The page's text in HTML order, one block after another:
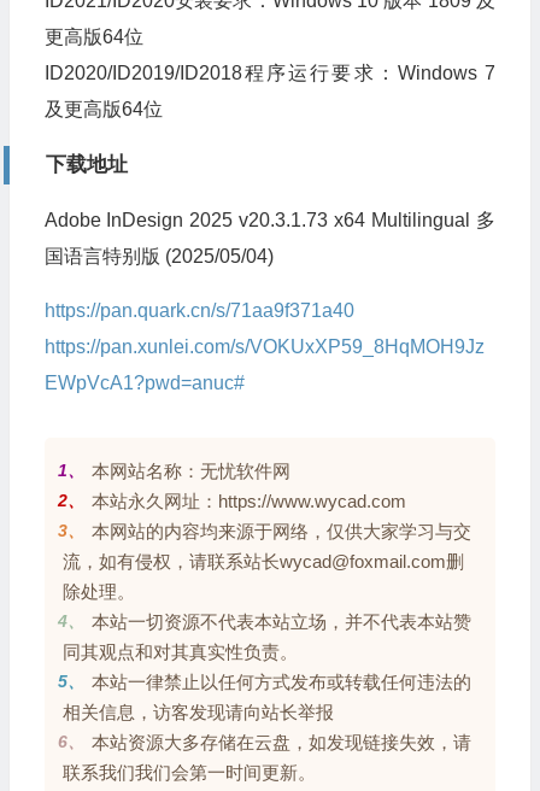
更高版64位
ID2020/ID2019/ID2018程序运行要求：Windows 7
及更高版64位
下载地址
Adobe InDesign 2025 v20.3.1.73 x64 Multilingual 多
国语言特别版 (2025/05/04)
https://pan.quark.cn/s/71aa9f371a40
https://pan.xunlei.com/s/VOKUxXP59_8HqMOH9Jz
EWpVcA1?pwd=anuc#
1、 本网站名称：无忧软件网
2、 本站永久网址：https://www.wycad.com
3、
本网站的内容均来源于网络，仅供大家学习与交
流，如有侵权，请联系站长wycad@foxmail.com删
除处理。
4、
本站一切资源不代表本站立场，并不代表本站赞
同其观点和对其真实性负责。
5、
本站一律禁止以任何方式发布或转载任何违法的
相关信息，访客发现请向站长举报
6、
本站资源大多存储在云盘，如发现链接失效，请
联系我们我们会第一时间更新。